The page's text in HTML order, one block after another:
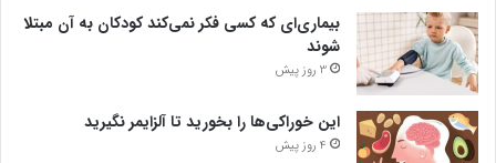
بیماری‌ای که کسی فکر نمی‌کند کودکان به آن مبتلا
شوند
3 روز پیش
این خوراکی‌ها را بخورید تا آلزایمر نگیرید
4 روز پیش